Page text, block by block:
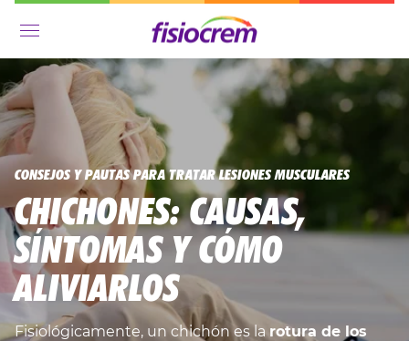
Menú
CONSEJOS Y PAUTAS PARA TRATAR LESIONES MUSCULARES
CHICHONES: CAUSAS,
SÍNTOMAS Y CÓMO
ALIVIARLOS
Fisiológicamente, un chichón es la rotura de los